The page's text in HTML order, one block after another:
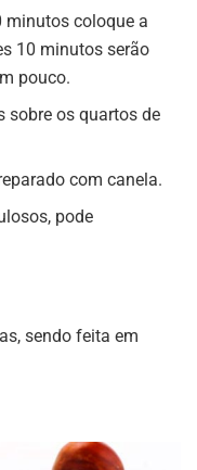
minutos coloque a
10 minutos serão
pouco.
sobre os quartos de
com canela.
pode
sendo feita em